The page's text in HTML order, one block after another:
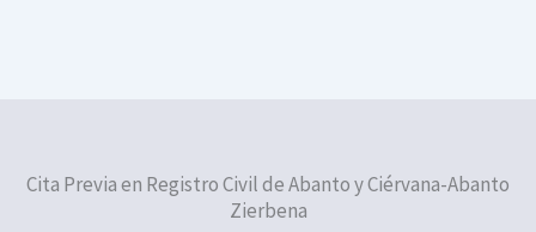
Cita Previa en Registro Civil de Abanto y Ciérvana-Abanto
Zierbena